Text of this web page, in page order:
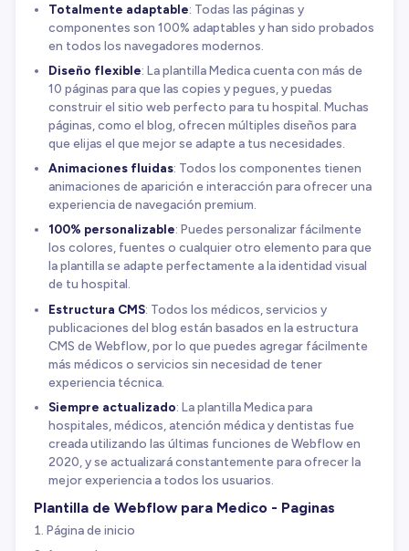
Totalmente adaptable: Todas las páginas y
componentes son 100% adaptables y han sido probados
en todos los navegadores modernos.
Diseño flexible: La plantilla Medica cuenta con más de
10 páginas para que las copies y pegues, y puedas
construir el sitio web perfecto para tu hospital. Muchas
páginas, como el blog, ofrecen múltiples diseños para
que elijas el que mejor se adapte a tus necesidades.
Animaciones fluidas: Todos los componentes tienen
animaciones de aparición e interacción para ofrecer una
experiencia de navegación premium.
100% personalizable: Puedes personalizar fácilmente
los colores, fuentes o cualquier otro elemento para que
la plantilla se adapte perfectamente a la identidad visual
de tu hospital.
Estructura CMS: Todos los médicos, servicios y
publicaciones del blog están basados en la estructura
CMS de Webflow, por lo que puedes agregar fácilmente
más médicos o servicios sin necesidad de tener
experiencia técnica.
Siempre actualizado: La plantilla Medica para
hospitales, médicos, atención médica y dentistas fue
creada utilizando las últimas funciones de Webflow en
2020, y se actualizará constantemente para ofrecer la
mejor experiencia a todos los usuarios.
Plantilla de Webflow para Medico - Paginas
Página de inicio